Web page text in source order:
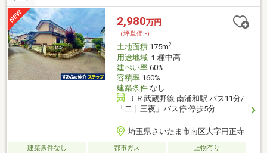
2,980万円
（坪単価:-）
土地面積175m2
用途地域１種中高
建ぺい率60%
容積率160%
建築条件なし
ＪＲ武蔵野線 南浦和駅 バス11分/
「二十三夜」バス停 停歩5分
埼玉県さいたま市南区大字円正寺
建築条件なし 都市ガス
上物有り